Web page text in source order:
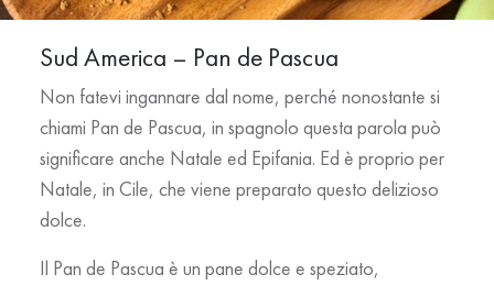
Sud America – Pan de Pascua
Non fatevi ingannare dal nome, perché nonostante si
chiami Pan de Pascua, in spagnolo questa parola può
significare anche Natale ed Epifania. Ed è proprio per
Natale, in Cile, che viene preparato questo delizioso
dolce.
Il Pan de Pascua è un pane dolce e speziato,